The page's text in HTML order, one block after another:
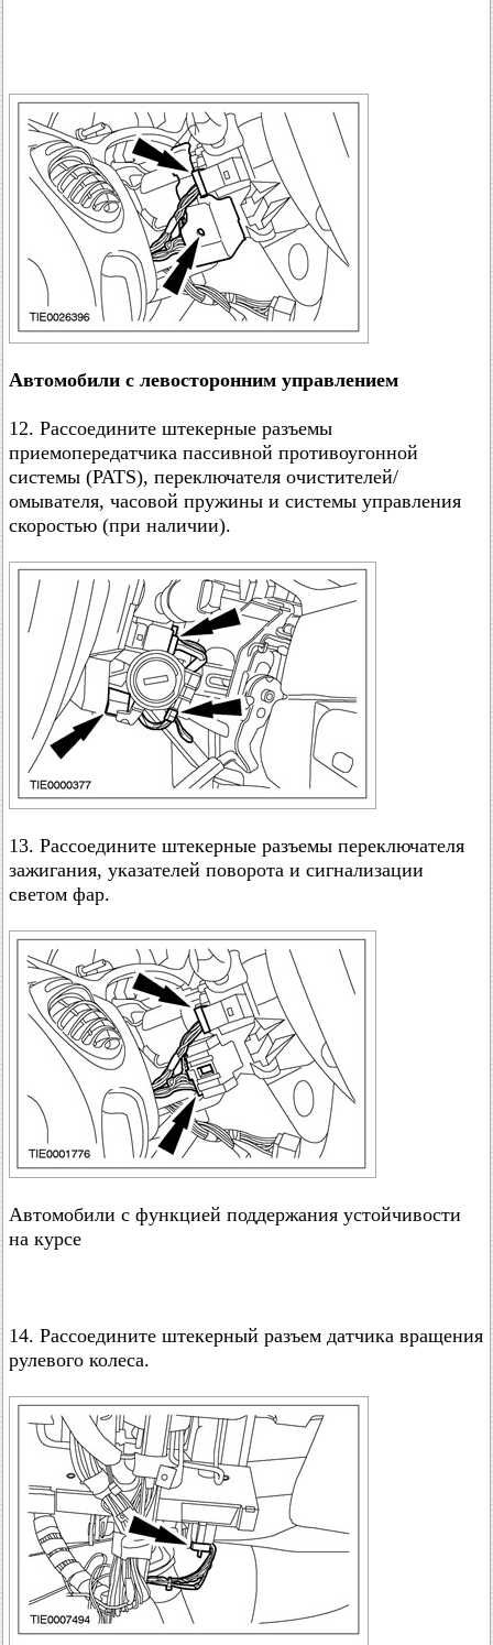
Автомобили с левосторонним управлением
12. Рассоедините штекерные разъемы
приемопередатчика пассивной противоугонной
системы (PATS), переключателя очистителей/
омывателя, часовой пружины и системы управления
скоростью (при наличии).
13. Рассоедините штекерные разъемы переключателя
зажигания, указателей поворота и сигнализации
светом фар.
Автомобили с функцией поддержания устойчивости
на курсе
14. Рассоедините штекерный разъем датчика вращения
рулевого колеса.